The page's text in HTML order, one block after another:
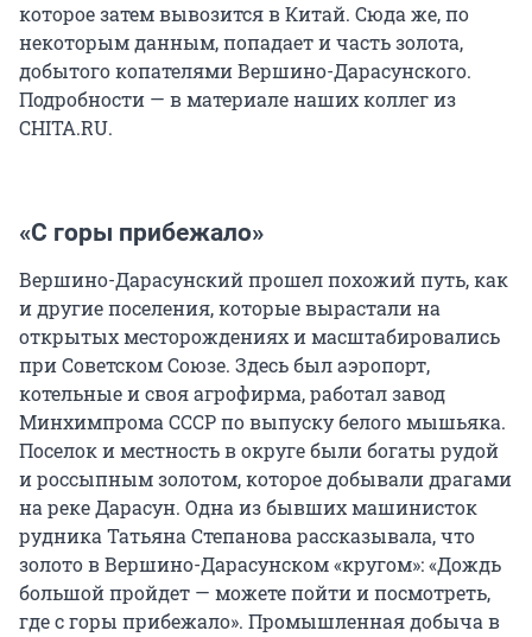
которое затем вывозится в Китай. Сюда же, по
некоторым данным, попадает и часть золота,
добытого копателями Вершино-Дарасунского.
Подробности — в материале наших коллег из
CHITA.RU.
«С горы прибежало»
Вершино-Дарасунский прошел похожий путь, как
и другие поселения, которые вырастали на
открытых месторождениях и масштабировались
при Советском Союзе. Здесь был аэропорт,
котельные и своя агрофирма, работал завод
Минхимпрома СССР по выпуску белого мышьяка.
Поселок и местность в округе были богаты рудой
и россыпным золотом, которое добывали драгами
на реке Дарасун. Одна из бывших машинисток
рудника Татьяна Степанова рассказывала, что
золото в Вершино-Дарасунском «кругом»: «Дождь
большой пройдет — можете пойти и посмотреть,
где с горы прибежало». Промышленная добыча в